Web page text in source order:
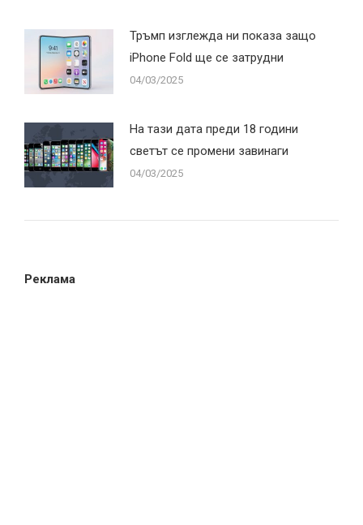
Тръмп изглежда ни показа защо
iPhone Fold ще се затрудни
04/03/2025
На тази дата преди 18 години
светът се промени завинаги
04/03/2025
Реклама